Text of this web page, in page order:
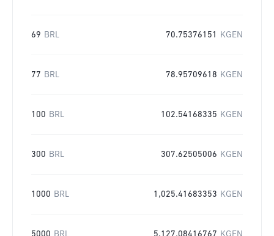
69 BRL 70.75376151 KGEN
77 BRL 78.95709618 KGEN
100 BRL 102.54168335 KGEN
300 BRL 307.62505006 KGEN
1000 BRL 1,025.41683353 KGEN
5000 BRL 5,127.08416767 KGEN